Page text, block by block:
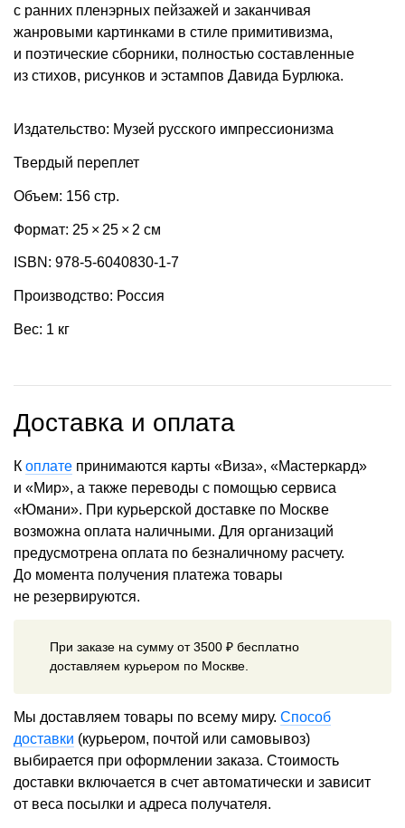
с ранних пленэрных пейзажей и заканчивая
жанровыми картинками в стиле примитивизма,
и поэтические сборники, полностью составленные
из стихов, рисунков и эстампов Давида Бурлюка.
Издательство: Музей русского импрессионизма
Твердый переплет
Объем: 156 стр.
Формат: 25 × 25 × 2 см
ISBN: 978-5-6040830-1-7
Производство: Россия
Вес: 1 кг
Доставка и оплата
К оплате принимаются карты «Виза», «Мастеркард»
и «Мир», а также переводы с помощью сервиса
«Юмани». При курьерской доставке по Москве
возможна оплата наличными. Для организаций
предусмотрена оплата по безналичному расчету.
До момента получения платежа товары
не резервируются.
При заказе на сумму от 3500 ₽ бесплатно
доставляем курьером по Москве.
Мы доставляем товары по всему миру. Способ
доставки (курьером, почтой или самовывоз)
выбирается при оформлении заказа. Стоимость
доставки включается в счет автоматически и зависит
от веса посылки и адреса получателя.